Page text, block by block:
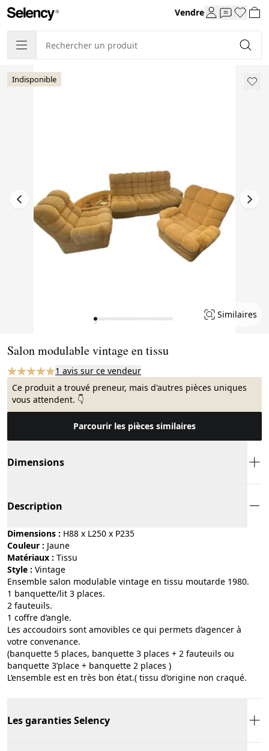
Vendre
Indisponible
Similaires
Salon modulable vintage en tissu
1 avis sur ce vendeur
Ce produit a trouvé preneur, mais d'autres pièces uniques
vous attendent. 👇
Parcourir les pièces similaires
Dimensions
Description
Dimensions : H88 x L250 x P235
Couleur : jaune
Matériaux :
tissu
Style :
vintage
Ensemble salon modulable vintage en tissu moutarde 1980.
1 banquette/lit 3 places.
2 fauteuils.
1 coffre d’angle.
Les accoudoirs sont amovibles ce qui permets d’agencer à
votre convenance.
(banquette 5 places, banquette 3 places + 2 fauteuils ou
banquette 3’place + banquette 2 places )
L’ensemble est en très bon état.( tissu d’origine non craqué.
Les garanties Selency